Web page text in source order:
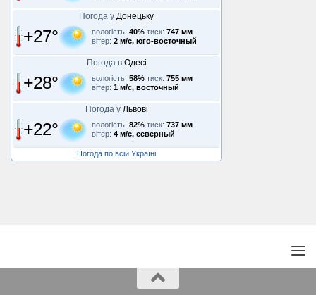
Погода у Донецьку
+27° вологість: 40% тиск: 747 мм
вітер: 2 м/с, юго-восточный
Погода в Одесі
+28° вологість: 58% тиск: 755 мм
вітер: 1 м/с, восточный
Погода у Львові
+22° вологість: 82% тиск: 737 мм
вітер: 4 м/с, северный
Погода по всій Україні